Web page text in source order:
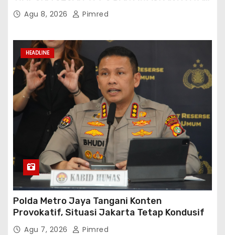
ORANG ASING DI GORONTALO UTARA
Agu 8, 2026 Pimred
HEADLINE
Polda Metro Jaya Tangani Konten
Provokatif, Situasi Jakarta Tetap Kondusif
Agu 7, 2026 Pimred